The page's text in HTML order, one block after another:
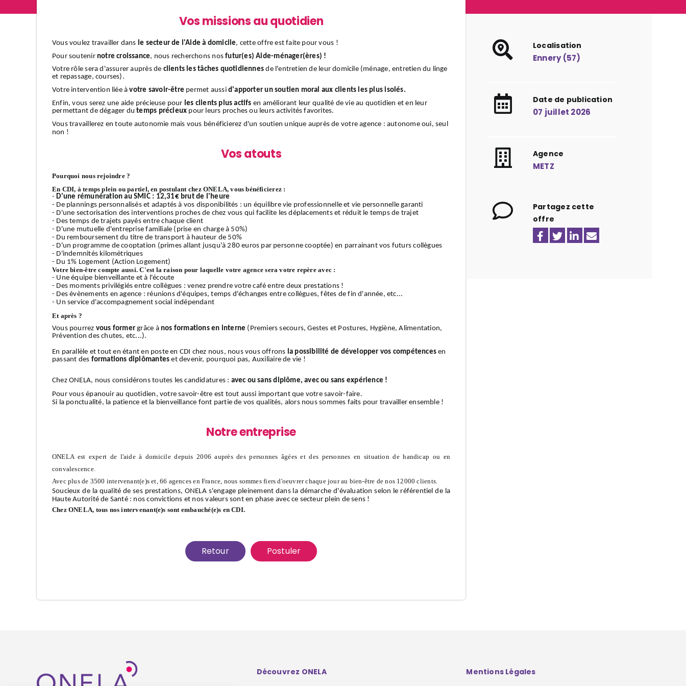
Localisation
Ennery (57)
Date de publication
07 juillet 2026
Agence
METZ
Partagez cette
offre
Vos missions au quotidien
Vous voulez travailler dans le secteur de l'Aide à domicile, cette offre est faite pour vous !
Pour soutenir notre croissance, nous recherchons nosfutur(es) Aide-ménager(ères) !
Votre rôle sera d'assurer auprès de clients les tâches quotidiennes de l'entretien de leur domicile (ménage, entretien du linge
et repassage, courses).
Votre intervention liée àvotre savoir-être permet aussi d'apporter un soutien moral aux clients les plus isolés.
Enfin, vous serez une aide précieuse pour les clients plus actifs en améliorant leur qualité de vie au quotidien et en leur
permettant de dégager dutemps précieux pour leurs proches ou leurs activités favorites.
Vous travaillerez en toute autonomie mais vous bénéficierez d'un soutien unique auprès de votre agence : autonome oui, seul
non !
Vos atouts
Pourquoi nous rejoindre ?
En CDI, à temps plein ou partiel, en postulant chez ONELA, vous bénéficierez :
- D'une rémunération au SMIC : 12,31€ brut de l'heure
- De plannings personnalisés et adaptés à vos disponibilités : un équilibre vie professionnelle et vie personnelle garanti
- D'une sectorisation des interventions proches de chez vous qui facilite les déplacements et réduit le temps de trajet
- Des temps de trajets payés entre chaque client
- D'une mutuelle d'entreprise familiale (prise en charge à 50%)
- Du remboursement du titre de transport à hauteur de 50%
- D'un programme de cooptation (primes allant jusqu'à 280 euros par personne cooptée) en parrainant vos futurs collègues
- D'indemnités kilométriques
- Du 1% Logement (Action Logement)
Votre bien-être compte aussi. C'est la raison pour laquelle votre agence sera votre repère avec :
- Une équipe bienveillante et à l'écoute
- Des moments privilégiés entre collègues : venez prendre votre café entre deux prestations !
- Des évènements en agence : réunions d'équipes, temps d'échanges entre collègues, fêtes de fin d'année, etc...
- Un service d'accompagnement social indépendant
Et après ?
Vous pourrez vous former grâce à nos formations en interne (Premiers secours, Gestes et Postures, Hygiène, Alimentation,
Prévention des chutes, etc...).
En parallèle et tout en étant en poste en CDI chez nous, nous vous offrons la possibilité de développer vos compétences en
passant des formations diplômantes et devenir, pourquoi pas, Auxiliaire de vie !
Chez ONELA, nous considérons toutes les candidatures : avec ou sans diplôme, avec ou sans expérience !
Pour vous épanouir au quotidien, votre savoir-être est tout aussi important que votre savoir-faire.
Si la ponctualité, la patience et la bienveillance font partie de vos qualités, alors nous sommes faits pour travailler ensemble !
Notre entreprise
ONELA est expert de l'aide à domicile depuis 2006 auprès des personnes âgées et des personnes en situation de handicap ou en
convalescence.
Avec plus de 3500 intervenant(e)s et, 66 agences en France, nous sommes fiers d'oeuvrer chaque jour au bien-être de nos 12000 clients.
Soucieux de la qualité de ses prestations, ONELA s'engage pleinement dans la démarche d'évaluation selon le référentiel de la
Haute Autorité de Santé : nos convictions et nos valeurs sont en phase avec ce secteur plein de sens !
Chez ONELA, tous nos intervenant(e)s sont embauché(e)s en CDI.
Retour Postuler
Découvrez ONELA Mentions Légales